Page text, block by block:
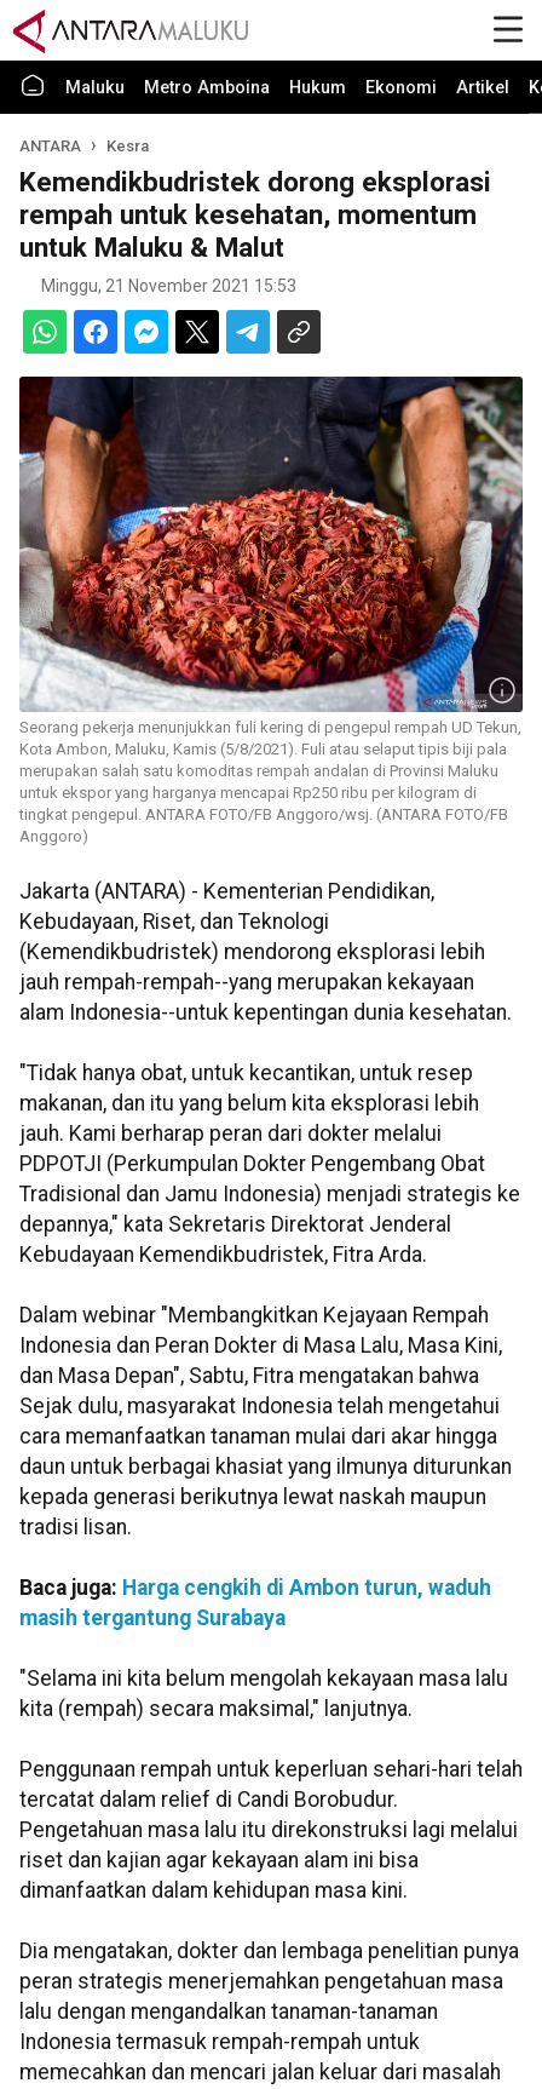
Maluku Metro Amboina Hukum Ekonomi Artikel
ANTARA Kesra
Kemendikbudristek dorong eksplorasi
rempah untuk kesehatan, momentum
untuk Maluku & Malut
Minggu, 21 November 2021 15:53
Seorang pekerja menunjukkan fuli kering di pengepul rempah UD Tekun,
Kota Ambon, Maluku, Kamis (5/8/2021). Fuli atau selaput tipis biji pala
merupakan salah satu komoditas rempah andalan di Provinsi Maluku
untuk ekspor yang harganya mencapai Rp250 ribu per kilogram di
tingkat pengepul. ANTARA FOTO/FB Anggoro/wsj. (ANTARA FOTO/FB
Anggoro)
Jakarta (ANTARA) - Kementerian Pendidikan,
Kebudayaan, Riset, dan Teknologi
(Kemendikbudristek) mendorong eksplorasi lebih
jauh rempah-rempah--yang merupakan kekayaan
alam Indonesia--untuk kepentingan dunia kesehatan.
"Tidak hanya obat, untuk kecantikan, untuk resep
makanan, dan itu yang belum kita eksplorasi lebih
jauh. Kami berharap peran dari dokter melalui
PDPOTJI (Perkumpulan Dokter Pengembang Obat
Tradisional dan Jamu Indonesia) menjadi strategis ke
depannya," kata Sekretaris Direktorat Jenderal
Kebudayaan Kemendikbudristek, Fitra Arda.
Dalam webinar "Membangkitkan Kejayaan Rempah
Indonesia dan Peran Dokter di Masa Lalu, Masa Kini,
dan Masa Depan", Sabtu, Fitra mengatakan bahwa
Sejak dulu, masyarakat Indonesia telah mengetahui
cara memanfaatkan tanaman mulai dari akar hingga
daun untuk berbagai khasiat yang ilmunya diturunkan
kepada generasi berikutnya lewat naskah maupun
tradisi lisan.
Baca juga: Harga cengkih di Ambon turun, waduh
masih tergantung Surabaya
"Selama ini kita belum mengolah kekayaan masa lalu
kita (rempah) secara maksimal," lanjutnya.
Penggunaan rempah untuk keperluan sehari-hari telah
tercatat dalam relief di Candi Borobudur.
Pengetahuan masa lalu itu direkonstruksi lagi melalui
riset dan kajian agar kekayaan alam ini bisa
dimanfaatkan dalam kehidupan masa kini.
Dia mengatakan, dokter dan lembaga penelitian punya
peran strategis menerjemahkan pengetahuan masa
lalu dengan mengandalkan tanaman-tanaman
Indonesia termasuk rempah-rempah untuk
memecahkan dan mencari jalan keluar dari masalah